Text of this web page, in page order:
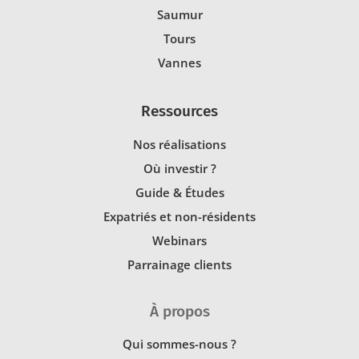
Saumur
Tours
Vannes
Ressources
Nos réalisations
Où investir ?
Guide & Études
Expatriés et non-résidents
Webinars
Parrainage clients
À propos
Qui sommes-nous ?